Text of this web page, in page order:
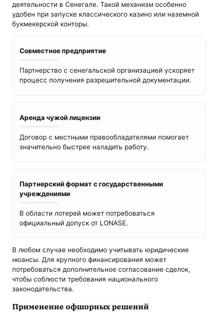
деятельности в Сенегале. Такой механизм особенно
удобен при запуске классического казино или наземной
букмекерской конторы.
Совместное предприятие
Партнерство с сенегальской организацией ускоряет
процесс получения разрешительной документации.
Аренда чужой лицензии
Договор с местными правообладателями помогает
значительно быстрее наладить работу.
Партнерский формат с государственными
учреждениями
В области лотерей может потребоваться
официальный допуск от LONASE.
В любом случае необходимо учитывать юридические
нюансы. Для крупного финансирования может
потребоваться дополнительное согласование сделок,
чтобы соблюсти требования национального
законодательства.
Применение офшорных решений